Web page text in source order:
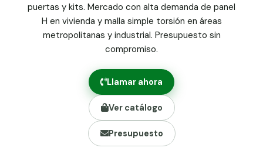
Panel malla H.
Poste malla Hércules
Poste malla simple torsión
Alambre de espino galvanizado
Abrazadera PVC malla H.
Grapa malla H.
Grapadora
puertas y kits. Mercado con alta demanda de panel
H en vivienda y malla simple torsión en áreas
metropolitanas y industrial. Presupuesto sin
compromiso.
Llamar ahora
Ver catálogo
Presupuesto